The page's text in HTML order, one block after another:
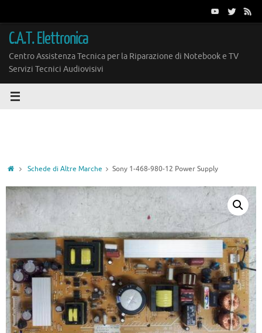
contenuto
C.A.T. Elettronica
Centro Assistenza Tecnica per la Riparazione di Notebook e TV
Servizi Tecnici Audiovisivi
HomeSchede di Altre Marche Sony 1-468-980-12 Power Supply